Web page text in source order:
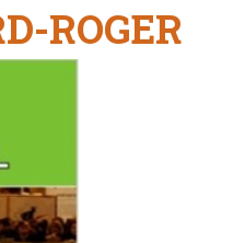
ROGER